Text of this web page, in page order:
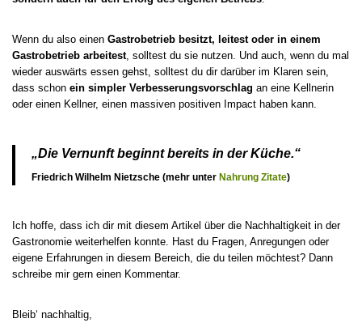
Wenn du also einen Gastrobetrieb besitzt, leitest oder in einem
Gastrobetrieb arbeitest, solltest du sie nutzen. Und auch, wenn du mal
wieder auswärts essen gehst, solltest du dir darüber im Klaren sein,
dass schon ein simpler Verbesserungsvorschlag an eine Kellnerin
oder einen Kellner, einen massiven positiven Impact haben kann.
„Die Vernunft beginnt bereits in der Küche.“
Friedrich Wilhelm Nietzsche (mehr unter Nahrung Zitate)
Ich hoffe, dass ich dir mit diesem Artikel über die Nachhaltigkeit in der
Gastronomie weiterhelfen konnte. Hast du Fragen, Anregungen oder
eigene Erfahrungen in diesem Bereich, die du teilen möchtest? Dann
schreibe mir gern einen Kommentar.
Bleib‘ nachhaltig,